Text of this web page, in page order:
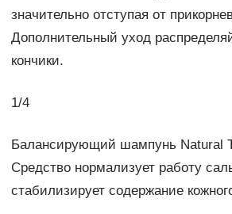
значительно отступая от
Дополнительный уход
кончики.
1/4
Балансирующий шампунь Natural
Средство нормализует работу
стабилизирует содержание